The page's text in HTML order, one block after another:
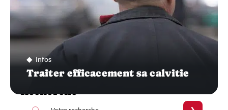
Infos
Traiter efficacement sa calvitie
Recherche